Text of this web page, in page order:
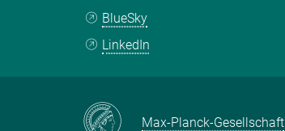
BlueSky
LinkedIn
Max-Planck-Gesellschaft